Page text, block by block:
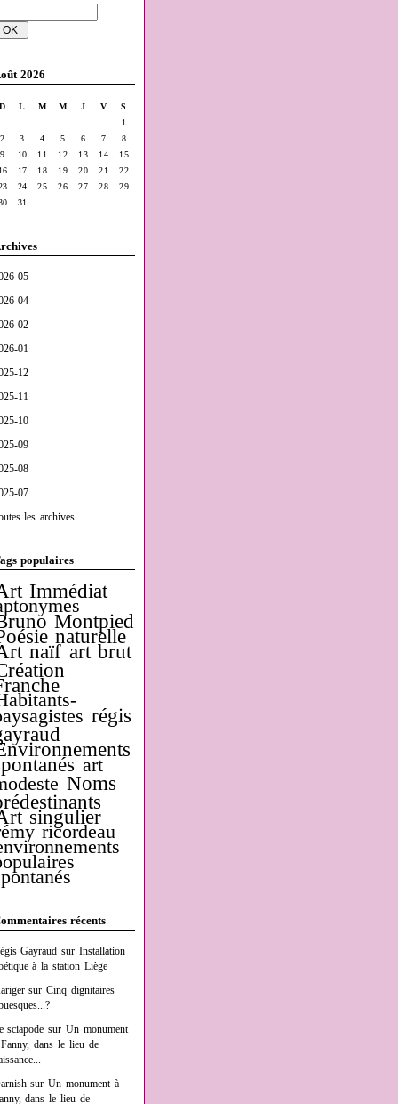
2026
D L M M J V
S
1
2
3 4 5 6 7
8
9
10 11 12 13 14
15
16
17 18 19 20 21
22
24 25 26 27 28
29
31
05
04
02
01
12
11
10
09
08
07
les archives
populaires
Immédiat
Montpied
naturelle
naïf art brut
régis
art
Noms
singulier
ricordeau
récents
Gayraud surInstallation
à la station Liège
surCinq dignitaires
sciapode surUn monument
dans le lieu de
surUn monument à
dans le lieu de